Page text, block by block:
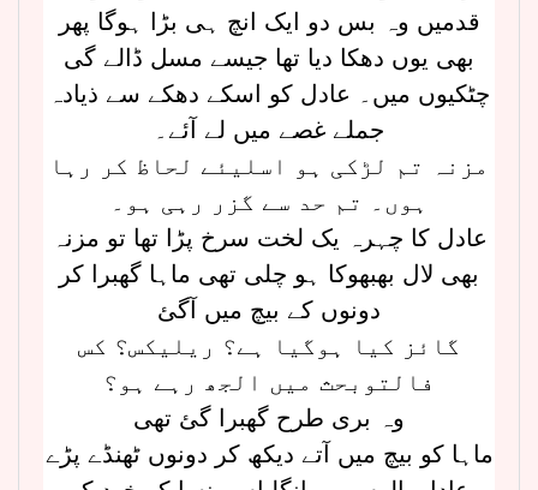
قدمیں وہ بس دو ایک انچ ہی بڑا ہوگا پھر
بھی یوں دھکا دیا تھا جیسے مسل ڈالے گی
چٹکیوں میں۔ عادل کو اسکے دھکے سے ذیادہ
جملے غصے میں لے آئے۔
مزنہ تم لڑکی ہو اسلیئے لحاظ کر رہا
ہوں۔ تم حد سے گزر رہی ہو۔
عادل کا چہرہ یک لخت سرخ پڑا تھا تو مزنہ
بھی لال بھبھوکا ہو چلی تھی ماہا گھبرا کر
دونوں کے بیچ میں آگئ
گائز کیا ہوگیا ہے؟ ریلیکس؟ کس
فالتوبحث میں الجھ رہے ہو؟
وہ بری طرح گھبرا گئ تھی
ماہا کو بیچ میں آتے دیکھ کر دونوں ٹھنڈے پڑے